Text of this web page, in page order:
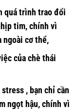
quá trình trao đổi
tim, chính vì
ngoài cơ thể,
của chè thái
, bạn chỉ cần
ngọt hậu, chính vì